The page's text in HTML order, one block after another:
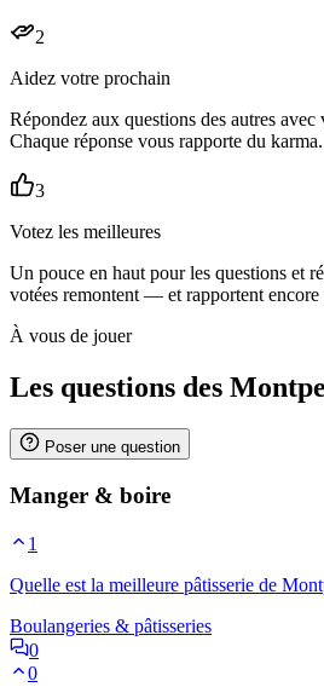
2
Aidez votre prochain
Répondez aux questions des autres avec
Chaque réponse vous rapporte du karma.
3
Votez les meilleures
Un pouce en haut pour les questions et
votées remontent — et rapportent encore
À vous de jouer
Les questions des
Poser une question
Manger & boire
1
Quelle est la meilleure pâtisserie de
Boulangeries & pâtisseries
0
0